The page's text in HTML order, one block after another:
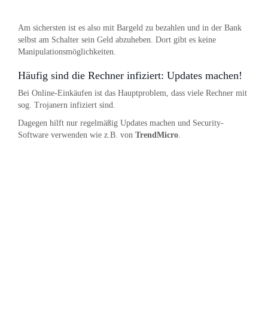
Am sichersten ist es also mit Bargeld zu bezahlen und in der Bank
selbst am Schalter sein Geld abzuheben. Dort gibt es keine
Manipulationsmöglichkeiten.
Häufig sind die Rechner infiziert: Updates machen!
Bei Online-Einkäufen ist das Hauptproblem, dass viele Rechner mit
sog. Trojanern infiziert sind.
Dagegen hilft nur regelmäßig Updates machen und Security-
Software verwenden wie z.B. von TrendMicro